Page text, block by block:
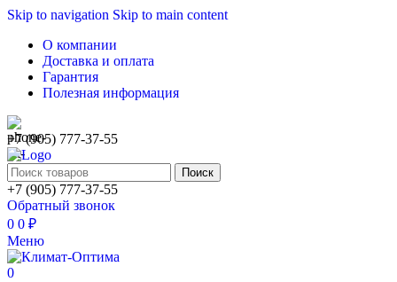
Skip to navigation Skip to main content
О компании
Доставка и оплата
Гарантия
Полезная информация
+7 (905) 777-37-55
Поиск
+7 (905) 777-37-55
Обратный звонок
0 0 ₽
Меню
0